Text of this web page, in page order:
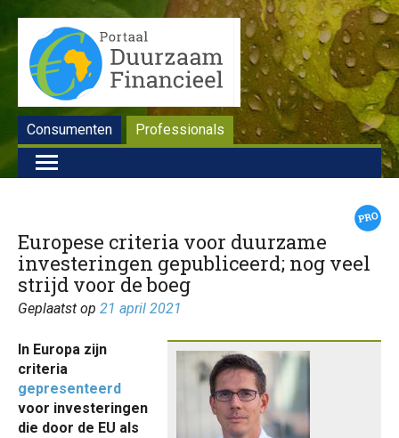
Consumenten Professionals
Europese criteria voor duurzame
investeringen gepubliceerd; nog veel
strijd voor de boeg
Geplaatst op 21 april 2021
In Europa zijn
criteria
gepresenteerd
voor investeringen
die door de EU als